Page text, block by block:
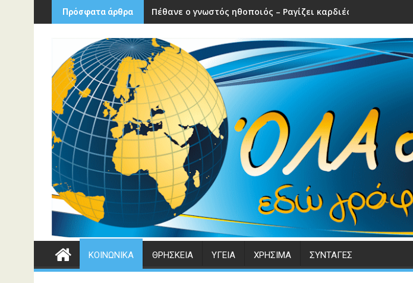
Περάστε
στο
περιεχόμενο
Πρόσφατα άρθρα Πέθανε ο γνωστός ηθοποιός – Ραγίζει καρδιές το τελευταίο
ΚΟΙΝΩΝΙΚΑ ΘΡΗΣΚΕΙΑ ΥΓΕΙΑ ΧΡΗΣΙΜΑ ΣΥΝΤΑΓΕΣ